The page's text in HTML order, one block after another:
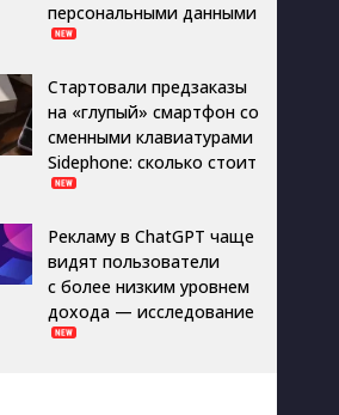
персональными данными
Стартовали предзаказы
на «глупый» смартфон со
сменными клавиатурами
Sidephone: сколько стоит
Рекламу в ChatGPT чаще
видят пользователи
с более низким уровнем
дохода — исследование